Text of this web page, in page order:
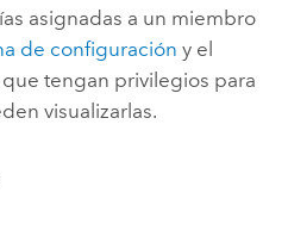
asignadas a un miembro
de configuración y el
tengan privilegios para
visualizarlas.